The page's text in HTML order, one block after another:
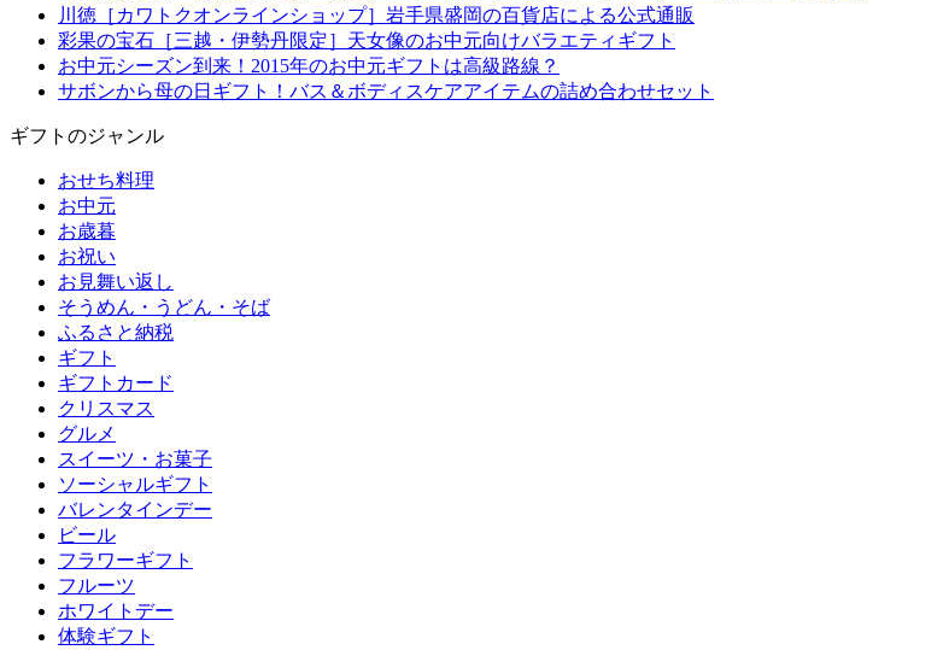
川徳［カワトクオンラインショップ］岩手県盛岡の百貨店による公式通販
彩果の宝石［三越・伊勢丹限定］天女像のお中元向けバラエティギフト
お中元シーズン到来！2015年のお中元ギフトは高級路線？
サボンから母の日ギフト！バス＆ボディスケアアイテムの詰め合わせセット
ギフトのジャンル
おせち料理
お中元
お歳暮
お祝い
お見舞い返し
そうめん・うどん・そば
ふるさと納税
ギフト
ギフトカード
クリスマス
グルメ
スイーツ・お菓子
ソーシャルギフト
バレンタインデー
ビール
フラワーギフト
フルーツ
ホワイトデー
体験ギフト